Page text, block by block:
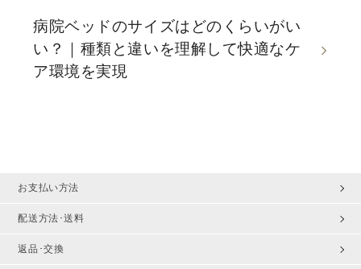
病院ベッドのサイズはどのくらいがい
い？｜種類と違いを理解して快適なケ
ア環境を実現
お支払い方法
配送方法･送料
返品･交換